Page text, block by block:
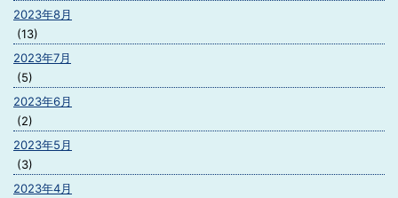
2023年8月
(13)
2023年7月
(5)
2023年6月
(2)
2023年5月
(3)
2023年4月